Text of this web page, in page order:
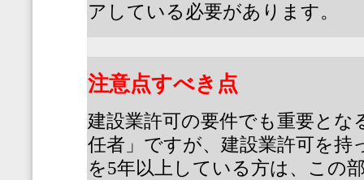
アしている必要があります。
注意点すべき点
建設業許可の要件でも重要とな
任者」ですが、建設業許可を持
を5年以上している方は、この